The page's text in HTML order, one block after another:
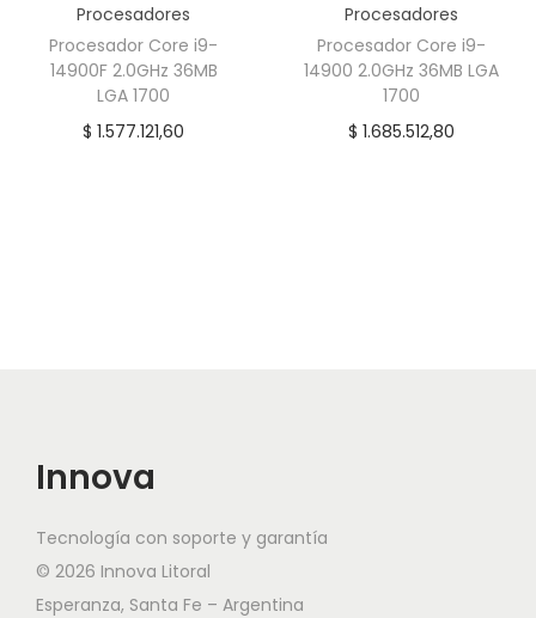
Procesadores
Procesador Core i9-
14900F 2.0GHz 36MB
LGA 1700
$ 1.577.121,60
Procesadores
Procesador Core i9-
14900 2.0GHz 36MB LGA
1700
$ 1.685.512,80
Innova
Tecnología con soporte y garantía
© 2026 Innova Litoral
Esperanza, Santa Fe – Argentina